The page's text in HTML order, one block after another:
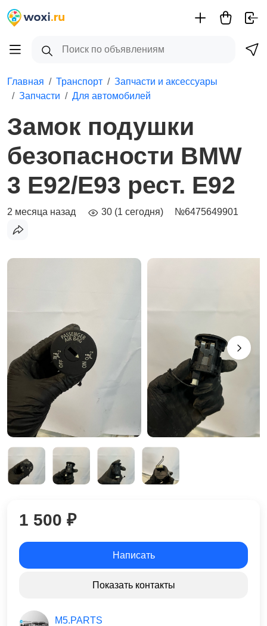
Главная Транспорт
Запчасти и аксессуары
Запчасти
Для автомобилей
Замок подушки
безопасности BMW
3 E92/E93 рест. E92
2 месяца назад 30 (1 сегодня) №6475649901
1 500 ₽
Написать
Показать контакты
M5.PARTS